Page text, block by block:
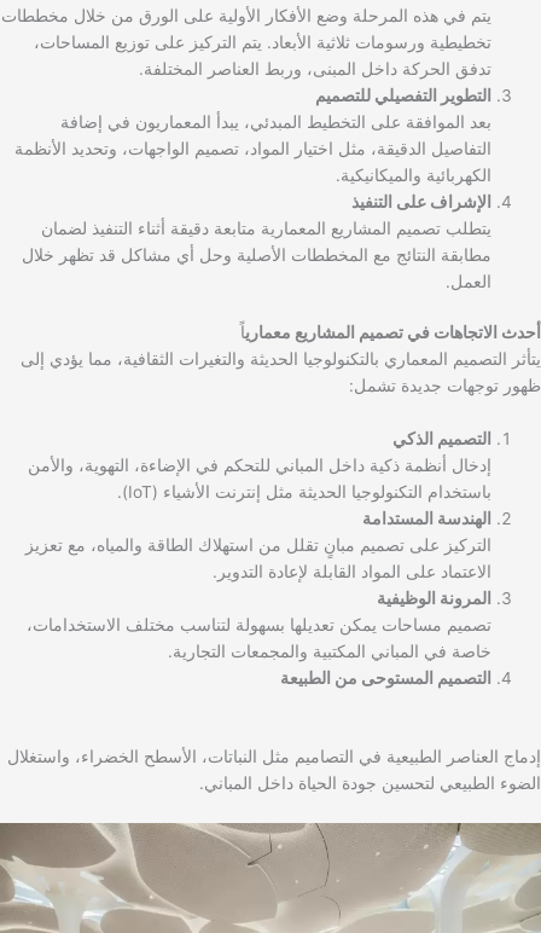
يتم في هذه المرحلة وضع الأفكار الأولية على الورق من خلال مخططات
تخطيطية ورسومات ثلاثية الأبعاد. يتم التركيز على توزيع المساحات،
تدفق الحركة داخل المبنى، وربط العناصر المختلفة.
التطوير التفصيلي للتصميم
بعد الموافقة على التخطيط المبدئي، يبدأ المعماريون في إضافة
التفاصيل الدقيقة، مثل اختيار المواد، تصميم الواجهات، وتحديد الأنظمة
الكهربائية والميكانيكية.
الإشراف على التنفيذ
يتطلب تصميم المشاريع المعمارية متابعة دقيقة أثناء التنفيذ لضمان
مطابقة النتائج مع المخططات الأصلية وحل أي مشاكل قد تظهر خلال
العمل.
أحدث الاتجاهات في تصميم المشاريع معمارياً
يتأثر التصميم المعماري بالتكنولوجيا الحديثة والتغيرات الثقافية، مما يؤدي إلى
ظهور توجهات جديدة تشمل:
التصميم الذكي
إدخال أنظمة ذكية داخل المباني للتحكم في الإضاءة، التهوية، والأمن
باستخدام التكنولوجيا الحديثة مثل إنترنت الأشياء (IoT).
الهندسة المستدامة
التركيز على تصميم مبانٍ تقلل من استهلاك الطاقة والمياه، مع تعزيز
الاعتماد على المواد القابلة لإعادة التدوير.
المرونة الوظيفية
تصميم مساحات يمكن تعديلها بسهولة لتناسب مختلف الاستخدامات،
خاصة في المباني المكتبية والمجمعات التجارية.
التصميم المستوحى من الطبيعة
إدماج العناصر الطبيعية في التصاميم مثل النباتات، الأسطح الخضراء، واستغلال
الضوء الطبيعي لتحسين جودة الحياة داخل المباني.